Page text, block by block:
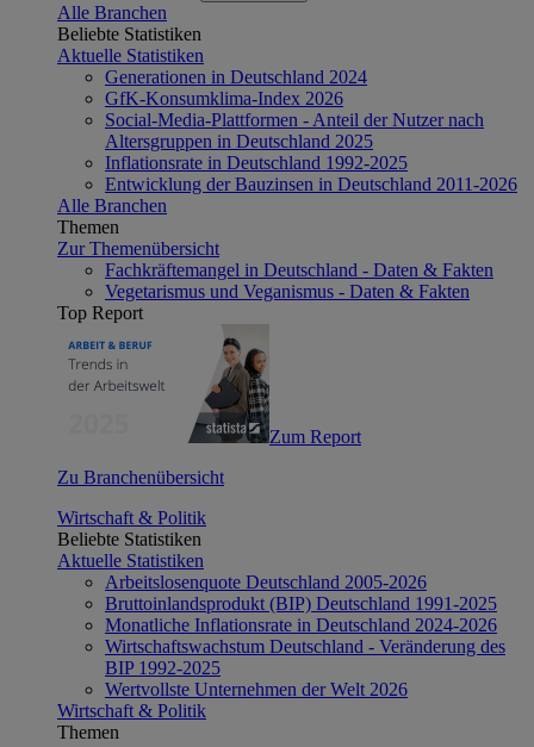
Alle Branchen
Beliebte Statistiken
Aktuelle Statistiken
Generationen in Deutschland 2024
GfK-Konsumklima-Index 2026
Social-Media-Plattformen - Anteil der Nutzer nach
Altersgruppen in Deutschland 2025
Inflationsrate in Deutschland 1992-2025
Entwicklung der Bauzinsen in Deutschland 2011-2026
Alle Branchen
Themen
Zur Themenübersicht
Fachkräftemangel in Deutschland - Daten & Fakten
Vegetarismus und Veganismus - Daten & Fakten
Top Report
Zum Report
Zu Branchenübersicht
Wirtschaft & Politik
Beliebte Statistiken
Aktuelle Statistiken
Arbeitslosenquote Deutschland 2005-2026
Bruttoinlandsprodukt (BIP) Deutschland 1991-2025
Monatliche Inflationsrate in Deutschland 2024-2026
Wirtschaftswachstum Deutschland - Veränderung des
BIP 1992-2025
Wertvollste Unternehmen der Welt 2026
Wirtschaft & Politik
Themen